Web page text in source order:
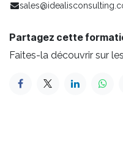
Partagez cette
Faites-la découvrir sur